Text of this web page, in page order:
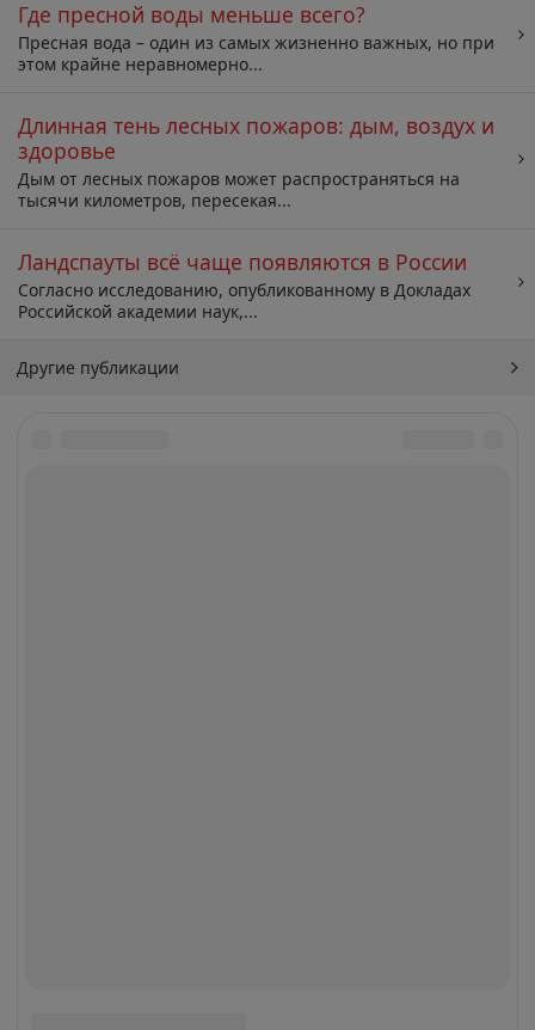
Где пресной воды меньше всего?
Пресная вода – один из самых жизненно важных, но при
этом крайне неравномерно...
Длинная тень лесных пожаров: дым, воздух и
здоровье
Дым от лесных пожаров может распространяться на
тысячи километров, пересекая...
Ландспауты всё чаще появляются в России
Согласно исследованию, опубликованному в Докладах
Российской академии наук,...
Другие публикации